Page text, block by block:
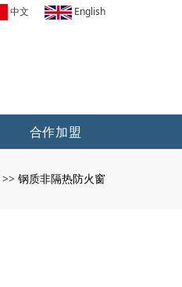
中文 English
合作加盟
>> 钢质非隔热防火窗